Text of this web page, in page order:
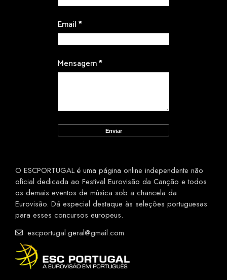
Email*
Mensagem*
O ESCPORTUGAL é uma página online independente não
oficial dedicada ao Festival Eurovisão da Canção e todos
os demais eventos de música sob a chancela da
Eurovisão. Dá especial destaque às seleções portuguesas
para esses concursos europeus.
escportugal.geral@gmail.com